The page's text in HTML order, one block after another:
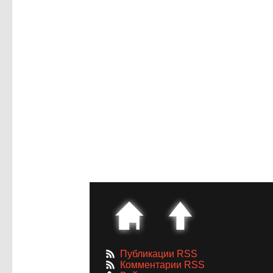
Публикации RSS
Комментарии RSS